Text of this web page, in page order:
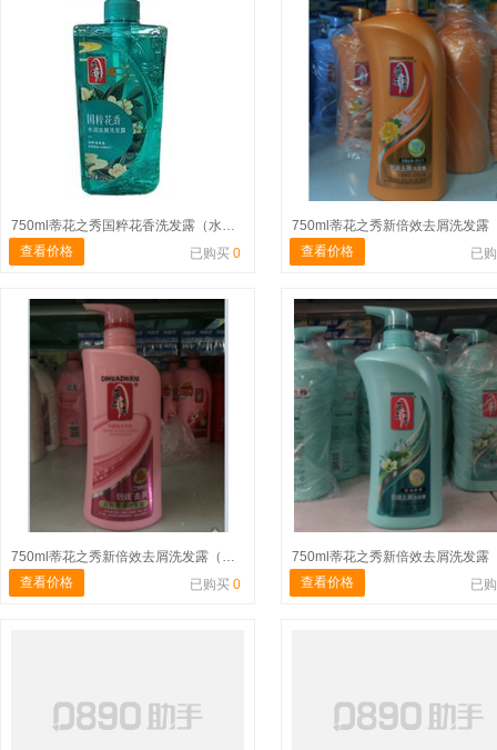
750ml蒂花之秀国粹花香洗发露（水润去屑）绿
查看价格
已购买 0 查看价格 已
750ml蒂花之秀新倍效去屑洗发露（滋养乌发）
查看价格
已购买 0 查看价格 已